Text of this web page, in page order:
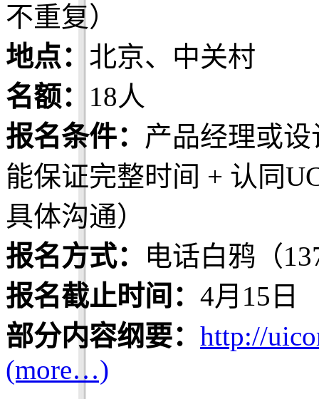
不重复）
地点： 北京、中关村
名额： 18人
报名条件： 产品经理或
能保证完整时间 + 认同
具体沟通）
报名方式：
电话白鸦（
报名截止时间： 4月15日
部分内容纲要： http://
(more…)